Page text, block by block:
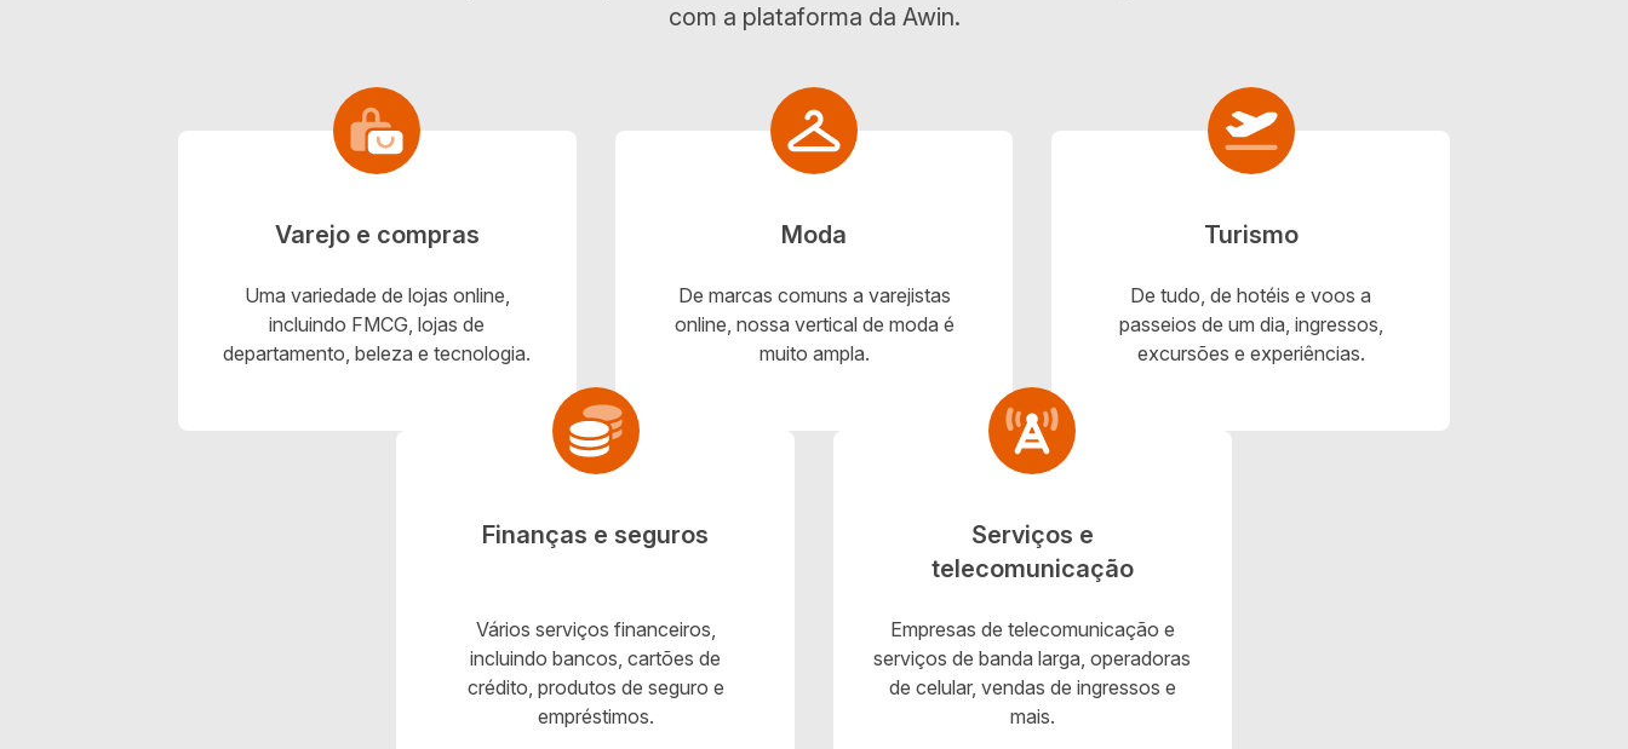
com a plataforma da Awin.
Varejo e compras
Uma variedade de lojas online,
incluindo FMCG, lojas de
departamento, beleza e tecnologia.
Moda
De marcas comuns a varejistas
online, nossa vertical de moda é
muito ampla.
Turismo
De tudo, de hotéis e voos a
passeios de um dia, ingressos,
excursões e experiências.
Finanças e seguros
Vários serviços financeiros,
incluindo bancos, cartões de
crédito, produtos de seguro e
empréstimos.
Serviços e
telecomunicação
Empresas de telecomunicação e
serviços de banda larga, operadoras
de celular, vendas de ingressos e
mais.